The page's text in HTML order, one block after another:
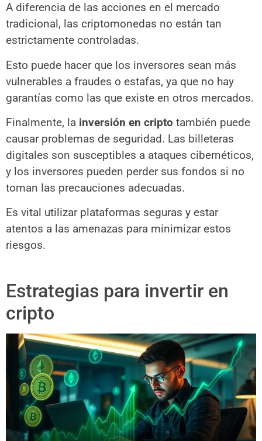
A diferencia de las acciones en el mercado
tradicional, las criptomonedas no están tan
estrictamente controladas.
Esto puede hacer que los inversores sean más
vulnerables a fraudes o estafas, ya que no hay
garantías como las que existe en otros mercados.
Finalmente, la inversión en cripto también puede
causar problemas de seguridad. Las billeteras
digitales son susceptibles a ataques cibernéticos,
y los inversores pueden perder sus fondos si no
toman las precauciones adecuadas.
Es vital utilizar plataformas seguras y estar
atentos a las amenazas para minimizar estos
riesgos.
Estrategias para invertir en
cripto